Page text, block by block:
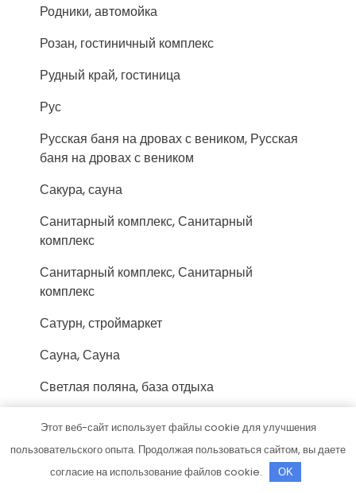
Родники, автомойка
Розан, гостиничный комплекс
Рудный край, гостиница
Рус
Русская баня на дровах с веником, Русская
баня на дровах с веником
Сакура, сауна
Санитарный комплекс, Санитарный
комплекс
Санитарный комплекс, Санитарный
комплекс
Сатурн, строймаркет
Сауна, Сауна
Светлая поляна, база отдыха
Сельга, аквасауна
Сервис Карданных Валов
Этот веб-сайт использует файлы cookie для улучшения
пользовательского опыта. Продолжая пользоваться сайтом, вы даете
согласие на использование файлов cookie.
OK